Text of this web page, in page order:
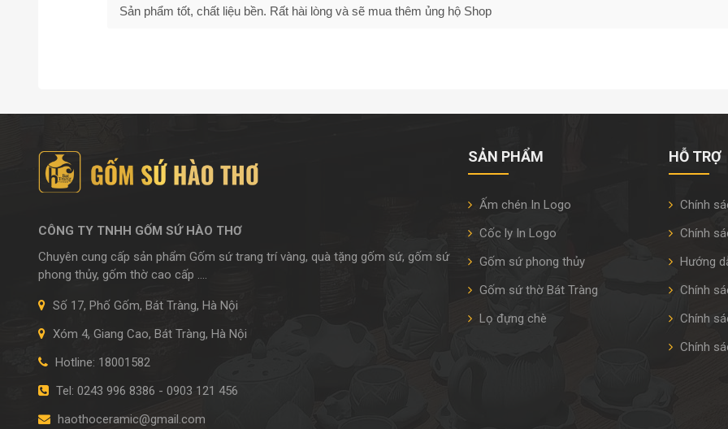
Sản phẩm tốt, chất liệu bền. Rất hài lòng và sẽ mua thêm ủng hộ Shop
CÔNG TY TNHH GỐM SỨ HÀO THƠ
Chuyên cung cấp sản phẩm Gốm sứ trang trí vàng, quà tặng gốm sứ, gốm sứ
phong thủy, gốm thờ cao cấp ....
Số 17, Phố Gốm, Bát Tràng, Hà Nội
Xóm 4, Giang Cao, Bát Tràng, Hà Nội
Hotline: 18001582
Tel: 0243 996 8386 - 0903 121 456
haothoceramic@gmail.com
SẢN PHẨM
Ấm chén In Logo
Cốc ly In Logo
Gốm sứ phong thủy
Gốm sứ thờ Bát Tràng
Lọ đựng chè
HỖ TRỢ
Chính
Chính
Hướng
Chính
Chính
Chính